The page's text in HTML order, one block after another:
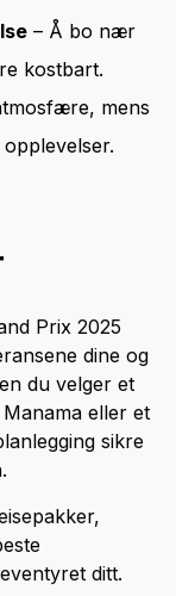
– Å bo nær
kostbart.
mens
Prix 2025
dine og
du velger et
eller et
sikre
ditt.